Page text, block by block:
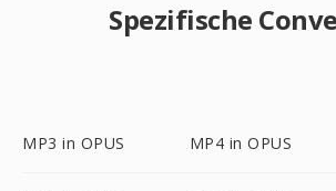
Spezifische
MP3 in OPUS MP4 in OPUS